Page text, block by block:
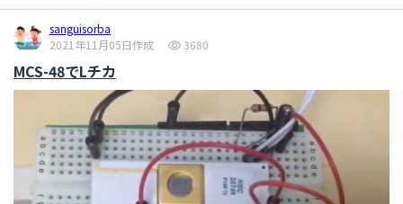
sanguisorba
2021年11月05日作成
3680
MCS-48でLチカ